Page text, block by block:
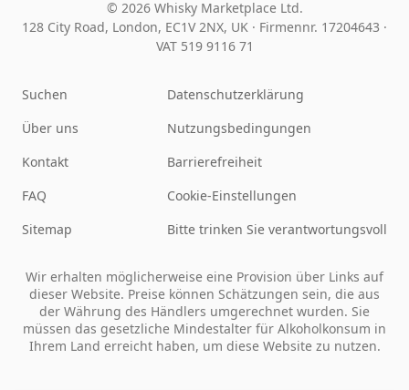
© 2026 Whisky Marketplace Ltd.
128 City Road, London, EC1V 2NX, UK · Firmennr. 17204643 ·
VAT 519 9116 71
Suchen
Über uns
Kontakt
FAQ
Sitemap
Datenschutzerklärung
Nutzungsbedingungen
Barrierefreiheit
Cookie-Einstellungen
Bitte trinken Sie verantwortungsvoll
Wir erhalten möglicherweise eine Provision über Links auf
dieser Website. Preise können Schätzungen sein, die aus
der Währung des Händlers umgerechnet wurden. Sie
müssen das gesetzliche Mindestalter für Alkoholkonsum in
Ihrem Land erreicht haben, um diese Website zu nutzen.